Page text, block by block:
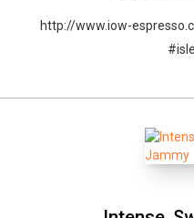
http://www.iow-